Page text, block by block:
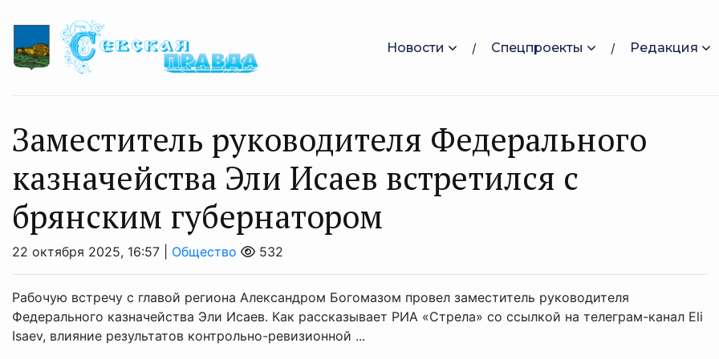
Новости Спецпроекты Редакция
Заместитель руководителя Федерального
казначейства Эли Исаев встретился с
брянским губернатором
22 октября 2025, 16:57 | Общество 532
Рабочую встречу с главой региона Александром Богомазом провел заместитель руководителя
Федерального казначейства Эли Исаев. Как рассказывает РИА «Стрела» со ссылкой на телеграм-канал Eli
Isaev, влияние результатов контрольно-ревизионной ...